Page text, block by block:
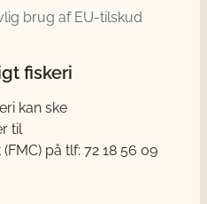
brug af EU-tilskud
fiskeri
kan ske
til
på tlf: 72 18 56 09